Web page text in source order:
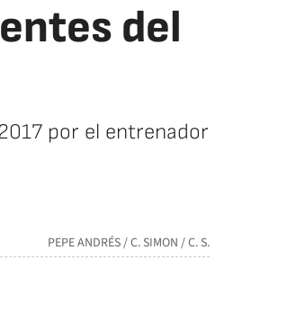
del
por el entrenador
PEPE ANDRÉS / C. SIMON / C. S.